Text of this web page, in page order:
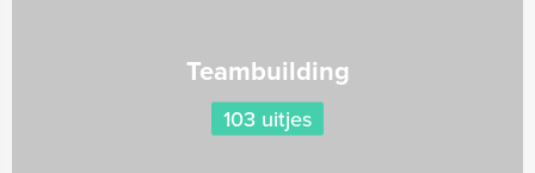
Teambuilding
103 uitjes